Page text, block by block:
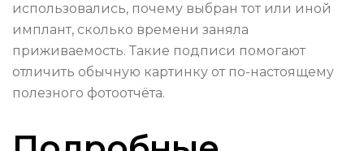
использовались, почему выбран тот или иной
имплант, сколько времени заняла
приживаемость. Такие подписи помогают
отличить обычную картинку от по-настоящему
полезного фотоотчёта.